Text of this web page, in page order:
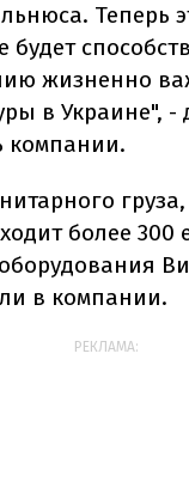
Теперь
будет
жизненно
в Украине", -
компании.
более 300
в компании.
РЕКЛАМА: